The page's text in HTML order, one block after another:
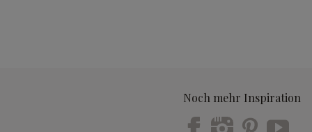
Noch mehr Inspiration